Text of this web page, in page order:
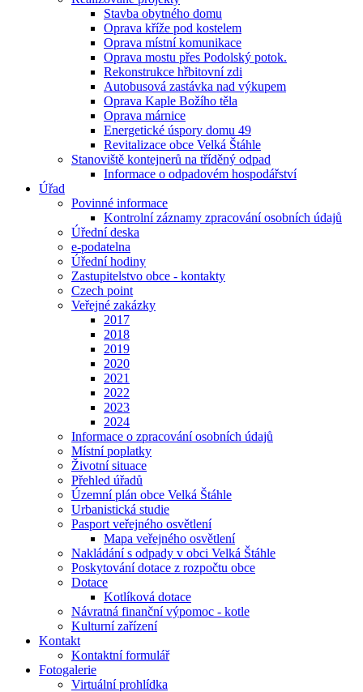
Stavba obytného domu
Oprava kříže pod kostelem
Oprava místní komunikace
Oprava mostu přes Podolský potok.
Rekonstrukce hřbitovní zdi
Autobusová zastávka nad výkupem
Oprava Kaple Božího těla
Oprava márnice
Energetické úspory domu 49
Revitalizace obce Velká Štáhle
Stanoviště kontejnerů na tříděný odpad
Informace o odpadovém hospodářství
Úřad
Povinné informace
Kontrolní záznamy zpracování osobních údajů
Úřední deska
e-podatelna
Úřední hodiny
Zastupitelstvo obce - kontakty
Czech point
Veřejné zakázky
2017
2018
2019
2020
2021
2022
2023
2024
Informace o zpracování osobních údajů
Místní poplatky
Životní situace
Přehled úřadů
Územní plán obce Velká Štáhle
Urbanistická studie
Pasport veřejného osvětlení
Mapa veřejného osvětlení
Nakládání s odpady v obci Velká Štáhle
Poskytování dotace z rozpočtu obce
Dotace
Kotlíková dotace
Návratná finanční výpomoc - kotle
Kulturní zařízení
Kontakt
Kontaktní formulář
Fotogalerie
Virtuální prohlídka